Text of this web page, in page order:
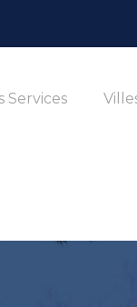
Services